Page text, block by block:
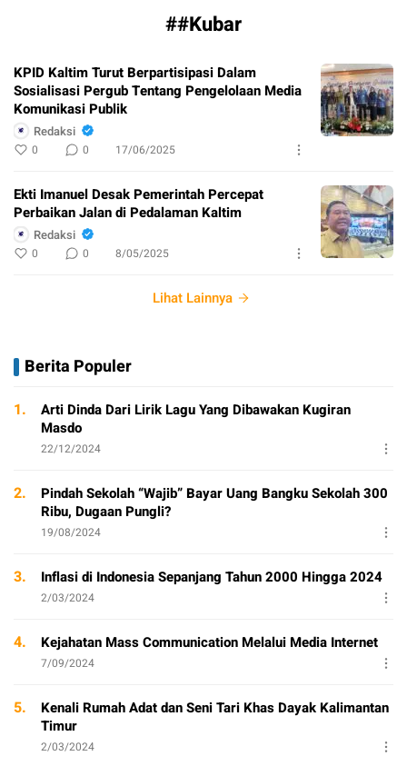
##Kubar
KPID Kaltim Turut Berpartisipasi Dalam
Sosialisasi Pergub Tentang Pengelolaan Media
Komunikasi Publik
Redaksi
0 0 17/06/2025
Ekti Imanuel Desak Pemerintah Percepat
Perbaikan Jalan di Pedalaman Kaltim
Redaksi
0 0 8/05/2025
Lihat Lainnya
Berita Populer
1.
Arti Dinda Dari Lirik Lagu Yang Dibawakan Kugiran
Masdo
22/12/2024
2.
Pindah Sekolah “Wajib” Bayar Uang Bangku Sekolah 300
Ribu, Dugaan Pungli?
19/08/2024
3. Inflasi di Indonesia Sepanjang Tahun 2000 Hingga 2024
2/03/2024
4. Kejahatan Mass Communication Melalui Media Internet
7/09/2024
5.
Kenali Rumah Adat dan Seni Tari Khas Dayak Kalimantan
Timur
2/03/2024